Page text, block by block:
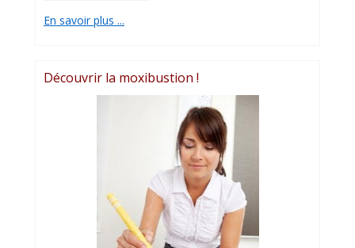
En savoir plus ...
Découvrir la moxibustion !